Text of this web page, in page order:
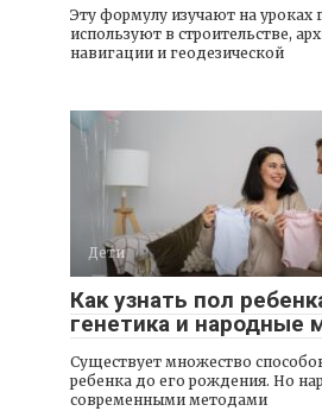
Эту формулу изучают на уроках
используют в строительстве,
навигации и геодезической
Дети
Как узнать пол
генетика и народные
Существует множество
ребенка до его рождения. Но
современными методами